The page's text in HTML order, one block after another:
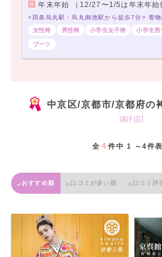
年末年始 （12/27〜1/5は年末年始
女性袴
男性袴 小学生女子袴 小学生男
ブーツ
中京区/京都市/京都府の
shop list
全 4 件中 1 ～4件
おすすめ順 口コミが多い順 口コミ評